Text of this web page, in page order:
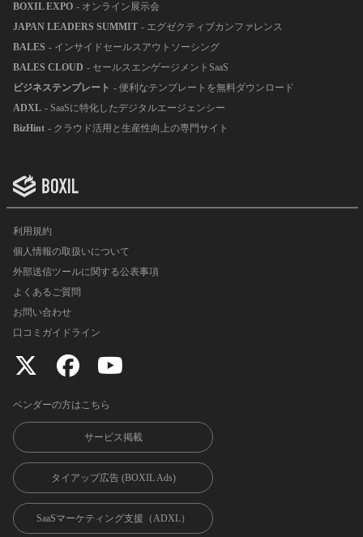
BOXIL EXPO - オンライン展示会
JAPAN LEADERS SUMMIT - エグゼクティブカンファレンス
BALES - インサイドセールスアウトソーシング
BALES CLOUD - セールスエンゲージメントSaaS
ビジネステンプレート - 便利なテンプレートを無料ダウンロード
ADXL - SaaSに特化したデジタルエージェンシー
BizHint - クラウド活用と生産性向上の専門サイト
利用規約
個人情報の取扱いについて
外部送信ツールに関する公表事項
よくあるご質問
お問い合わせ
口コミガイドライン
ベンダーの方はこちら
サービス掲載
タイアップ広告 (BOXIL Ads)
SaaSマーケティング支援（ADXL）